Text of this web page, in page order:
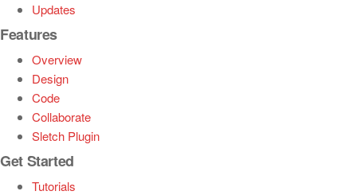
Updates
Features
Overview
Design
Code
Collaborate
Sletch Plugin
Get Started
Tutorials